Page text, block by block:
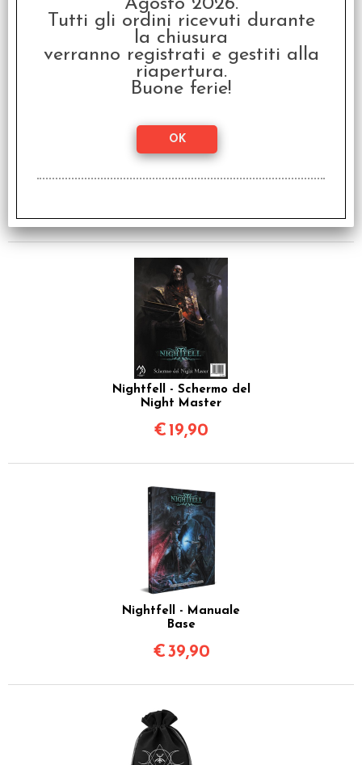
Avventure
Nightfell - Schermo del
Night Master
€ 19,90
Nightfell - Manuale
Base
€39,90
Agosto 2026.
Tutti gli ordini ricevuti durante
la chiusura
verranno registrati e gestiti alla
riapertura.
Buone ferie!